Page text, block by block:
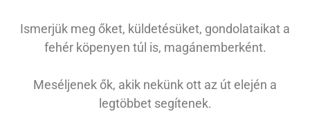
Ismerjük meg őket, küldetésüket, gondolataikat a
fehér köpenyen túl is, magánemberként.
Meséljenek ők, akik nekünk ott az út elején a
legtöbbet segítenek.